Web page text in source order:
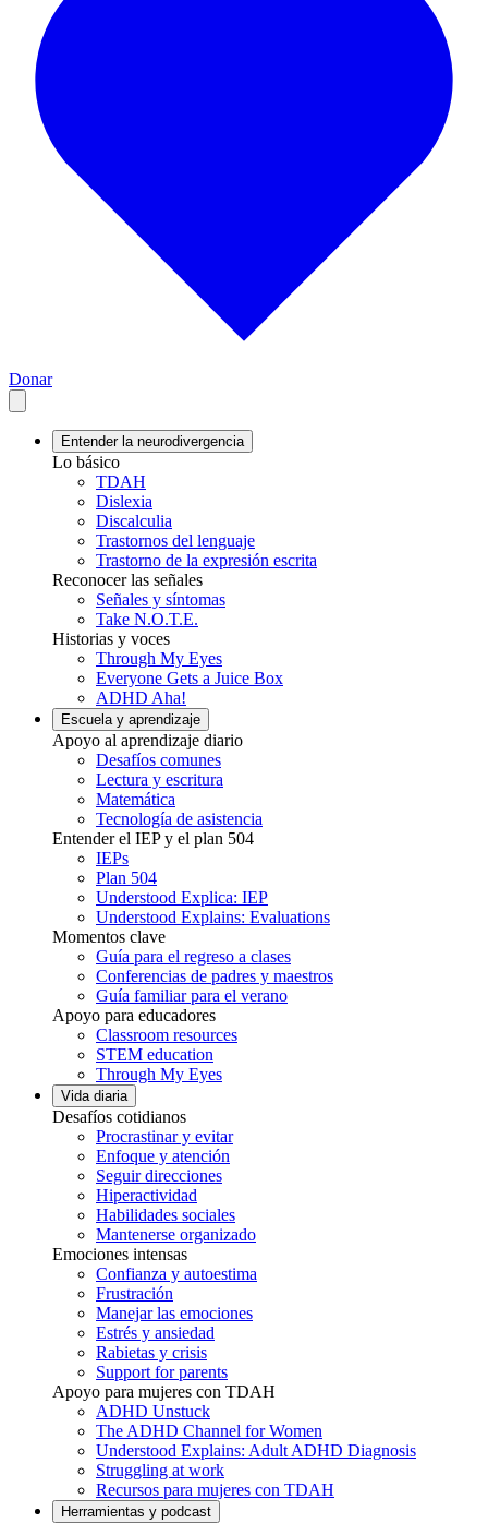
Donar
Entender la neurodivergencia
Lo básico
TDAH
Dislexia
Discalculia
Trastornos del lenguaje
Trastorno de la expresión escrita
Reconocer las señales
Señales y síntomas
Take N.O.T.E.
Historias y voces
Through My Eyes
Everyone Gets a Juice Box
ADHD Aha!
Escuela y aprendizaje
Apoyo al aprendizaje diario
Desafíos comunes
Lectura y escritura
Matemática
Tecnología de asistencia
Entender el IEP y el plan 504
IEPs
Plan 504
Understood Explica: IEP
Understood Explains: Evaluations
Momentos clave
Guía para el regreso a clases
Conferencias de padres y maestros
Guía familiar para el verano
Apoyo para educadores
Classroom resources
STEM education
Through My Eyes
Vida diaria
Desafíos cotidianos
Procrastinar y evitar
Enfoque y atención
Seguir direcciones
Hiperactividad
Habilidades sociales
Mantenerse organizado
Emociones intensas
Confianza y autoestima
Frustración
Manejar las emociones
Estrés y ansiedad
Rabietas y crisis
Support for parents
Apoyo para mujeres con TDAH
ADHD Unstuck
The ADHD Channel for Women
Understood Explains: Adult ADHD Diagnosis
Struggling at work
Recursos para mujeres con TDAH
Herramientas y podcast